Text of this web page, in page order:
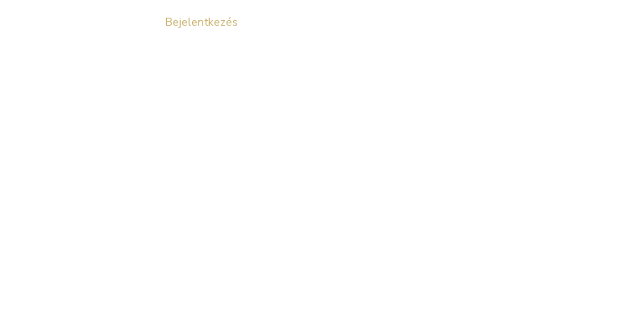
Bejelentkezés